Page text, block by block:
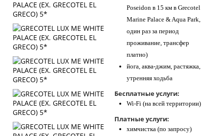
Poseidon в 15 км в Grecotel
Marine Palace & Aqua Park,
один раз за период
проживание, трансфер
платно)
йога, аква-джим, растяжка,
утренняя ходьба
Бесплатные услуги:
Wi-Fi (на всей территории)
Платные услуги:
химчистка (по запросу)